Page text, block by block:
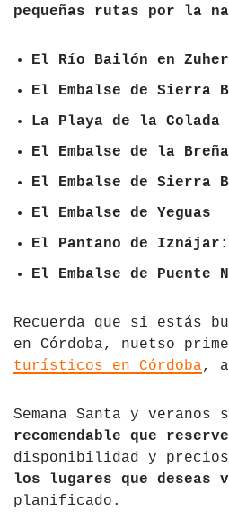
pequeñas rutas por la
El Río Bailón en
El Embalse de Sierra
La Playa de la
El Embalse de la
El Embalse de Sierra
El Embalse de Yeguas
El Pantano de
El Embalse de Puente
Recuerda que si estás
en Córdoba, nuetso
turísticos en Córdoba,
Semana Santa y
recomendable que
disponibilidad y
los lugares que deseas
planificado.